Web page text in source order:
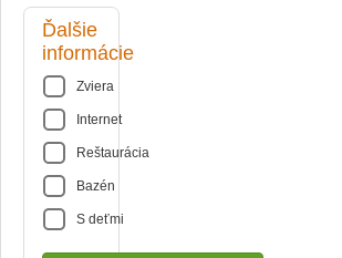
Ďalšie
informácie
Zviera
Internet
Reštaurácia
Bazén
S deťmi